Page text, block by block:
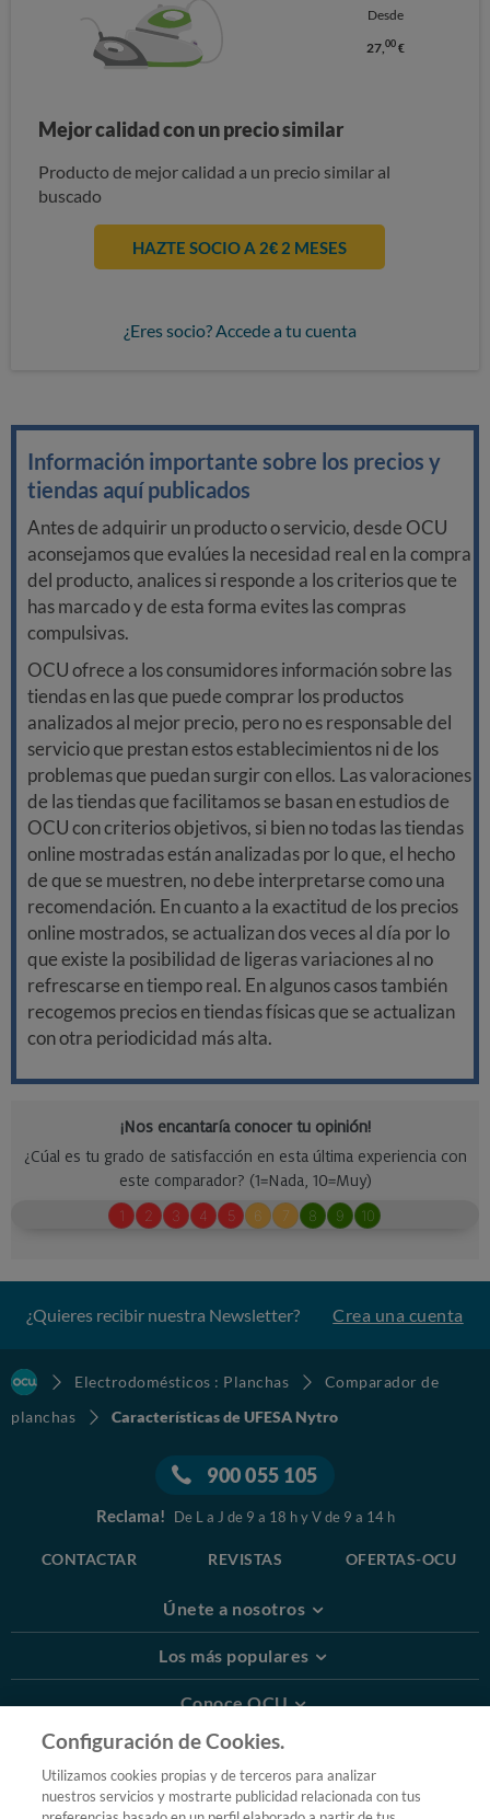
Desde
27, 00€
Mejor calidad con un precio similar
Producto de mejor calidad a un precio similar al
buscado
HAZTE SOCIO A 2€ 2 MESES
¿Eres socio? Accede a tu cuenta
Información importante sobre los precios y
tiendas aquí publicados
Antes de adquirir un producto o servicio, desde OCU
aconsejamos que evalúes la necesidad real en la compra
del producto, analices si responde a los criterios que te
has marcado y de esta forma evites las compras
compulsivas.
OCU ofrece a los consumidores información sobre las
tiendas en las que puede comprar los productos
analizados al mejor precio, pero no es responsable del
servicio que prestan estos establecimientos ni de los
problemas que puedan surgir con ellos. Las valoraciones
de las tiendas que facilitamos se basan en estudios de
OCU con criterios objetivos, si bien no todas las tiendas
online mostradas están analizadas por lo que, el hecho
de que se muestren, no debe interpretarse como una
recomendación. En cuanto a la exactitud de los precios
online mostrados, se actualizan dos veces al día por lo
que existe la posibilidad de ligeras variaciones al no
refrescarse en tiempo real. En algunos casos también
recogemos precios en tiendas físicas que se actualizan
con otra periodicidad más alta.
¿Quieres recibir nuestra Newsletter? Crea una cuenta
Electrodomésticos : Planchas
Comparador de
planchas
Características de UFESA Nytro
900 055 105
Reclama! De L a J de 9 a 18 h y V de 9 a 14 h
CONTACTAR REVISTAS OFERTAS-OCU
Únete a nosotros
Los más populares
Conoce OCU
Más Información
© 2026 OCU
Configuración de Cookies.
Utilizamos cookies propias y de terceros para analizar
nuestros servicios y mostrarte publicidad relacionada con tus